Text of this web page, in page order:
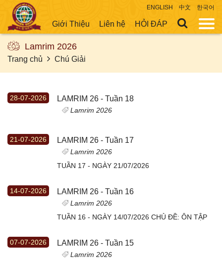
ENGLISH 中文 한국어
Giới Thiệu Liên hệ HỎI ĐÁP
Lamrim 2026
Trang chủ Chú Giải
28-07-2026 LAMRIM 26 - Tuần 18
Lamrim 2026
21-07-2026 LAMRIM 26 - Tuần 17
Lamrim 2026
TUẦN 17 - NGÀY 21/07/2026
14-07-2026 LAMRIM 26 - Tuần 16
Lamrim 2026
TUẦN 16 - NGÀY 14/07/2026 CHỦ ĐỀ: ÔN TẬP
07-07-2026 LAMRIM 26 - Tuần 15
Lamrim 2026